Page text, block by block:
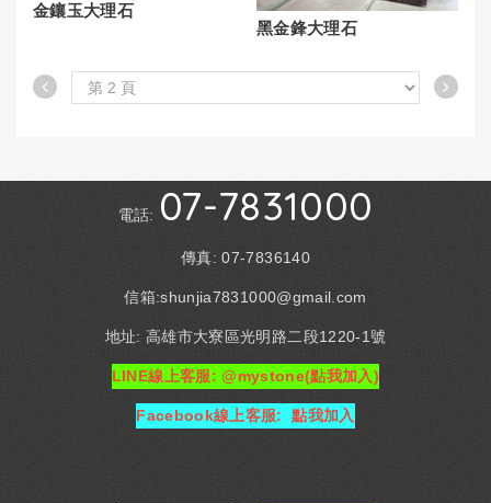
金鑲玉大理石
黑金鋒大理石
電話: 07-7831000
傳真: 07-7836140
信箱:shunjia7831000@gmail.com
地址: 高雄市大寮區光明路二段1220-1號
LINE線上客服: @mystone(點我加入)
Facebook線上客服: 點我加入